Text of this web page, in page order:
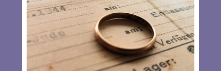
romanul Northanger Abbey, scris de Jane Austen (1775 –
1817). Ea însăși a trăit o vreme la Bath și descrie foarte
convingător viața mondenă, plimbările, concertele,
seratele, dar mai ales importanța de a vedea și a fi văzută
pentru a face „o partidă bună”. Cu timpul moda băilor s-a
răspândit în întreaga Europă și chiar mai departe.